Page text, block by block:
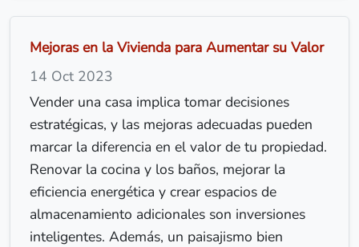
Mejoras en la Vivienda para Aumentar su Valor
14 Oct 2023
Vender una casa implica tomar decisiones
estratégicas, y las mejoras adecuadas pueden
marcar la diferencia en el valor de tu propiedad.
Renovar la cocina y los baños, mejorar la
eficiencia energética y crear espacios de
almacenamiento adicionales son inversiones
inteligentes. Además, un paisajismo bien